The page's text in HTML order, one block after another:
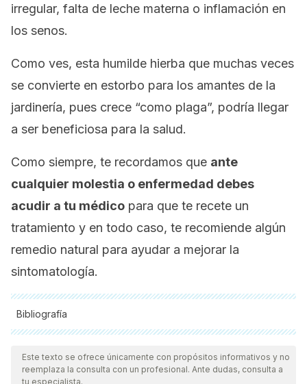
irregular, falta de leche materna o inflamación en
los senos.
Como ves, esta humilde hierba que muchas veces
se convierte en estorbo para los amantes de la
jardinería, pues crece “como plaga”, podría llegar
a ser beneficiosa para la salud.
Como siempre, te recordamos que ante
cualquier molestia o enfermedad debes
acudir a tu médico para que te recete un
tratamiento y en todo caso, te recomiende algún
remedio natural para ayudar a mejorar la
sintomatología.
Bibliografía
Todas las fuentes citadas fueron revisadas a profundidad por
nuestro equipo, para asegurar su calidad, confiabilidad,
vigencia y validez.La bibliografía de este artículo fue
Este texto se ofrece únicamente con propósitos informativos y no
reemplaza la consulta con un profesional. Ante dudas, consulta a
tu especialista.